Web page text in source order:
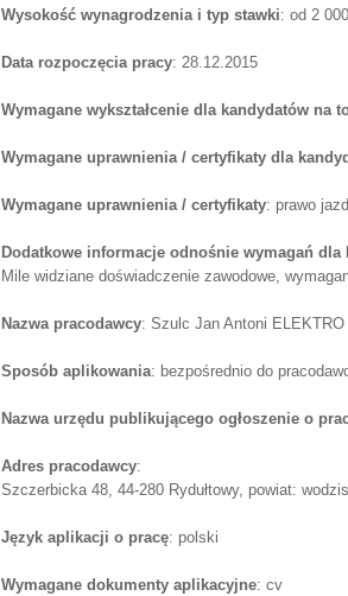
Wysokość wynagrodzenia i typ stawki: od 2
Data rozpoczęcia pracy: 28.12.2015
Wymagane wykształcenie dla kandydatów na
Wymagane uprawnienia / certyfikaty dla
Wymagane uprawnienia / certyfikaty: prawo
Dodatkowe informacje odnośnie wymagań
Mile widziane doświadczenie zawodowe,
Nazwa pracodawcy: Szulc Jan Antoni ELEKTRO
Sposób aplikowania: bezpośrednio do
Nazwa urzędu publikującego ogłoszenie o
Adres pracodawcy:
Szczerbicka 48, 44-280 Rydułtowy, powiat:
Język aplikacji o pracę: polski
Wymagane dokumenty aplikacyjne: cv